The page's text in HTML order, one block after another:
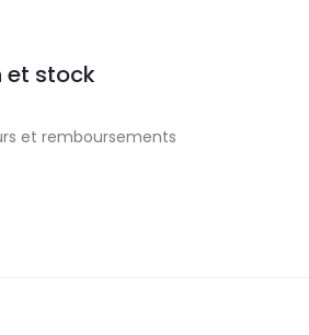
et stock
et remboursements